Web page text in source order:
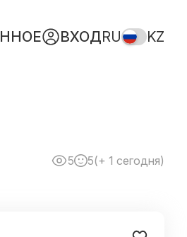
ВХОДRU KZ
5 5(+ 1 сегодня)